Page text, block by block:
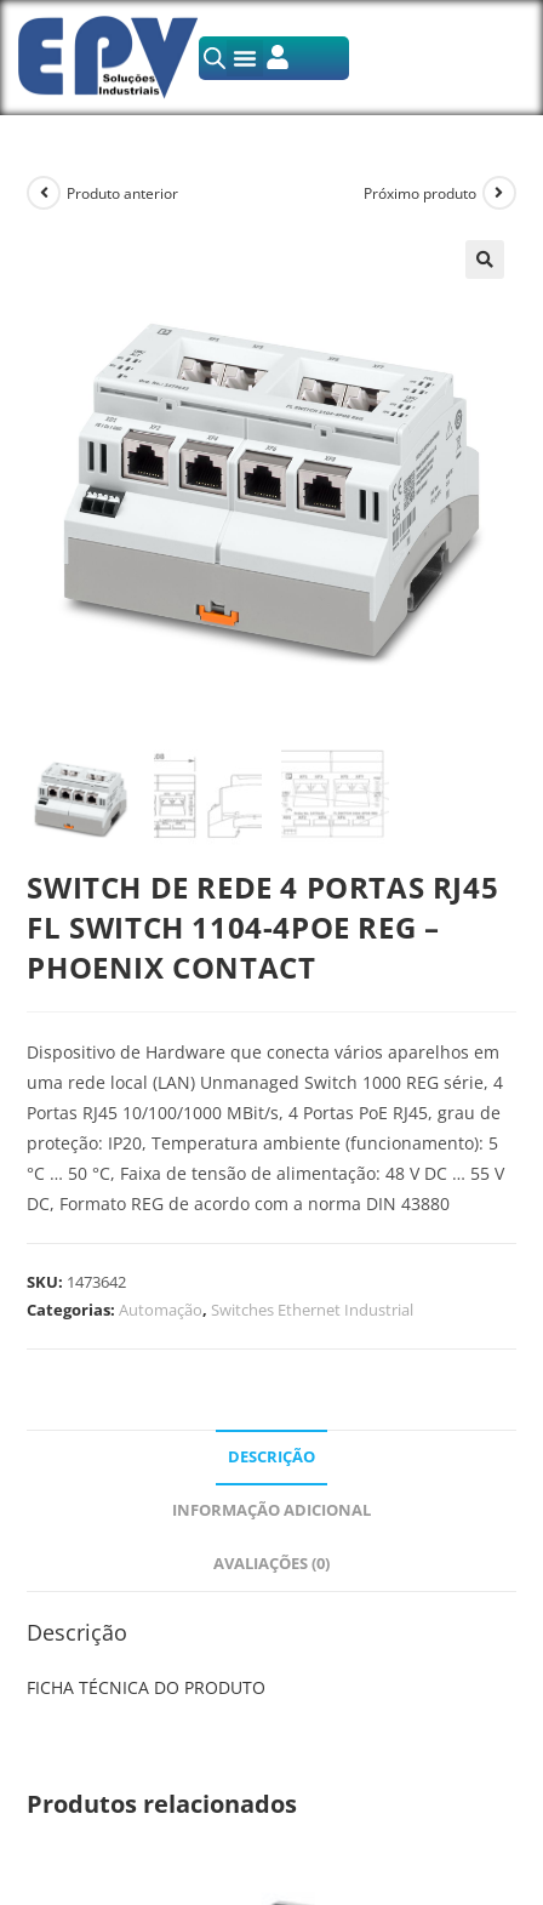
Produto anterior Próximo produto
SWITCH DE REDE 4 PORTAS RJ45
FL SWITCH 1104-4POE REG –
PHOENIX CONTACT
Dispositivo de Hardware que conecta vários aparelhos em
uma rede local (LAN) Unmanaged Switch 1000 REG série, 4
Portas RJ45 10/100/1000 MBit/s, 4 Portas PoE RJ45, grau de
proteção: IP20, Temperatura ambiente (funcionamento): 5
°C … 50 °C, Faixa de tensão de alimentação: 48 V DC … 55 V
DC, Formato REG de acordo com a norma DIN 43880
SKU: 1473642
Categorias:Automação, Switches Ethernet Industrial
DESCRIÇÃO
INFORMAÇÃO ADICIONAL
AVALIAÇÕES (0)
Descrição
FICHA TÉCNICA DO PRODUTO
Produtos relacionados